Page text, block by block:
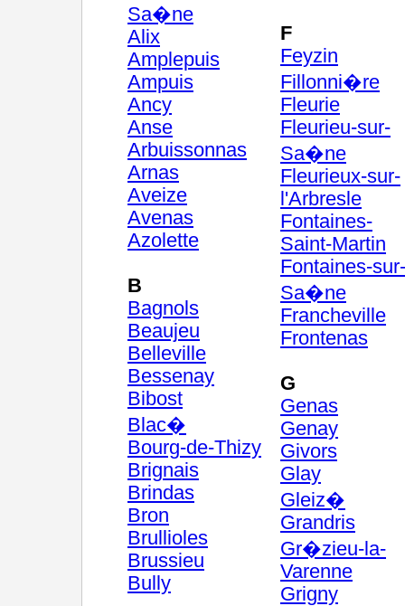
Sa�ne
Alix
Amplepuis
Ampuis
Ancy
Anse
Arbuissonnas
Arnas
Aveize
Avenas
Azolette
B
Bagnols
Beaujeu
Belleville
Bessenay
Bibost
Blac�
Bourg-de-Thizy
Brignais
Brindas
Bron
Brullioles
Brussieu
Bully
F
Feyzin
Fillonni�re
Fleurie
Fleurieu-sur-
Sa�ne
Fleurieux-sur-
l'Arbresle
Fontaines-
Saint-Martin
Fontaines-sur-
Sa�ne
Francheville
Frontenas
G
Genas
Genay
Givors
Glay
Gleiz�
Grandris
Gr�zieu-la-
Varenne
Grigny